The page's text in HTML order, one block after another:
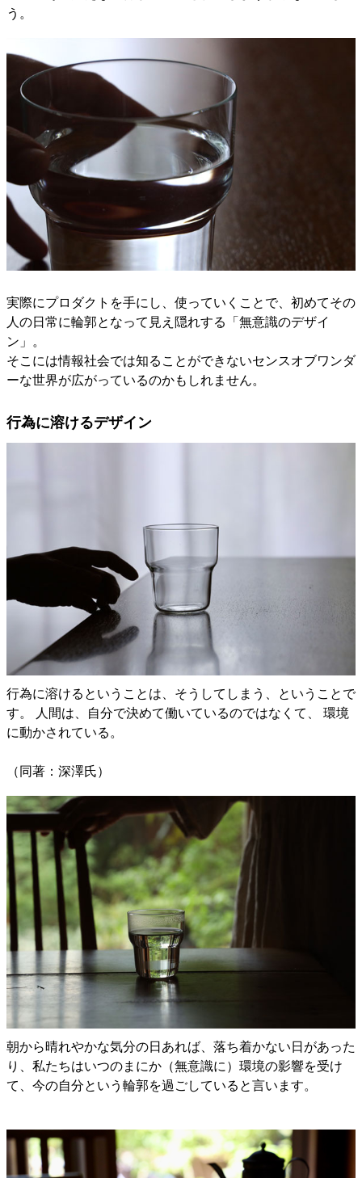
う。
実際にプロダクトを手にし、使っていくことで、初めてその
人の日常に輪郭となって見え隠れする「無意識のデザイ
ン」。
そこには情報社会では知ることができないセンスオブワンダ
ーな世界が広がっているのかもしれません。
行為に溶けるデザイン
行為に溶けるということは、そうしてしまう、ということで
す。 人間は、自分で決めて働いているのではなくて、 環境
に動かされている。
（同著：深澤氏）
朝から晴れやかな気分の日あれば、落ち着かない日があった
り、私たちはいつのまにか（無意識に）環境の影響を受け
て、今の自分という輪郭を過ごしていると言います。